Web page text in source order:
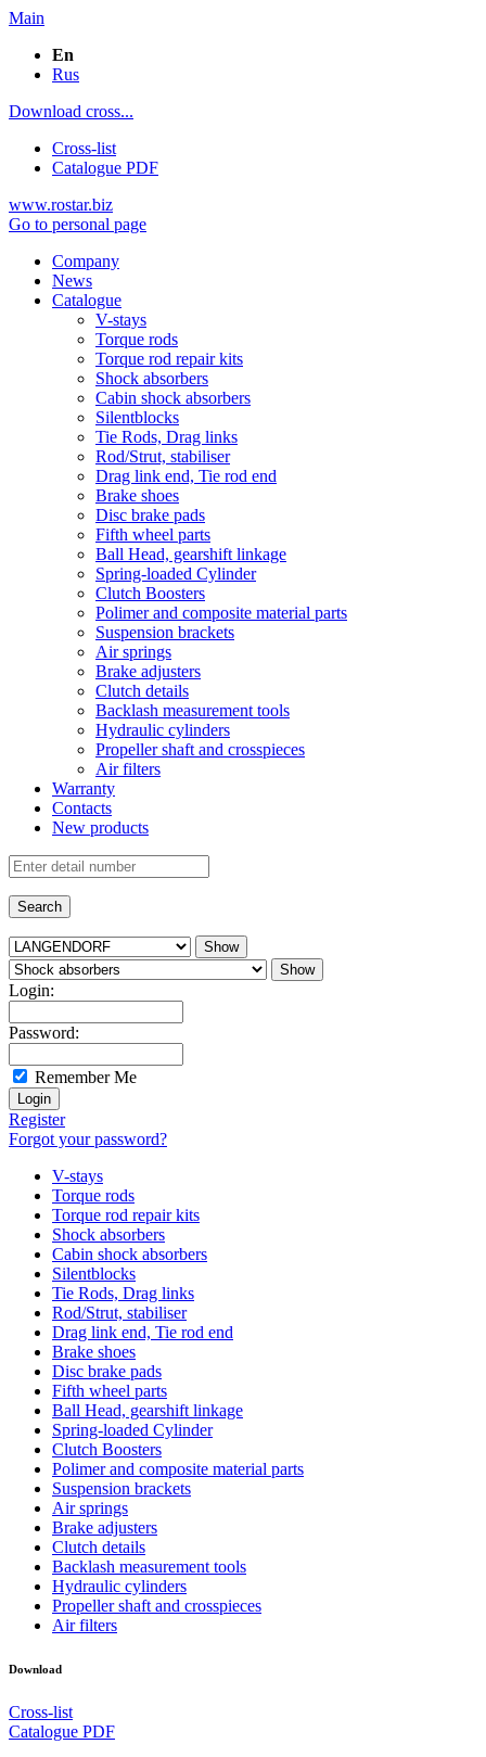
Main
En
Rus
Download cross...
Cross-list
Catalogue PDF
www.rostar.biz
Go to personal page
Company
News
Catalogue
V-stays
Torque rods
Torque rod repair kits
Shock absorbers
Cabin shock absorbers
Silentblocks
Tie Rods, Drag links
Rod/Strut, stabiliser
Drag link end, Tie rod end
Brake shoes
Disc brake pads
Fifth wheel parts
Ball Head, gearshift linkage
Spring-loaded Cylinder
Clutch Boosters
Polimer and composite material parts
Suspension brackets
Air springs
Brake adjusters
Clutch details
Backlash measurement tools
Hydraulic cylinders
Propeller shaft and crosspieces
Air filters
Warranty
Contacts
New products
Login:
Password:
Remember Me
Register
Forgot your password?
V-stays
Torque rods
Torque rod repair kits
Shock absorbers
Cabin shock absorbers
Silentblocks
Tie Rods, Drag links
Rod/Strut, stabiliser
Drag link end, Tie rod end
Brake shoes
Disc brake pads
Fifth wheel parts
Ball Head, gearshift linkage
Spring-loaded Cylinder
Clutch Boosters
Polimer and composite material parts
Suspension brackets
Air springs
Brake adjusters
Clutch details
Backlash measurement tools
Hydraulic cylinders
Propeller shaft and crosspieces
Air filters
Download
Cross-list
Catalogue PDF